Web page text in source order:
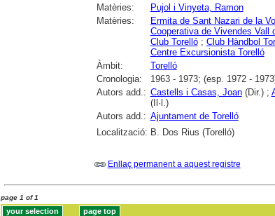
Matèries:
Pujol i Vinyeta, Ramon
Matèries:
Ermita de Sant Nazari de la
Cooperativa de Vivendes Vall
Club Torelló; Club Hàndbol
Centre Excursionista Torelló
Àmbit:
Torelló
Cronologia:
1963 - 1973; (esp. 1972 -
Autors add.: Castells i Casas, Joan(Dir.) ;
(Il·l.)
Autors add.: Ajuntament de Torelló
Localització: B. Dos Rius (Torelló)
Enllaç permanent a aquest registre
page 1 of 1